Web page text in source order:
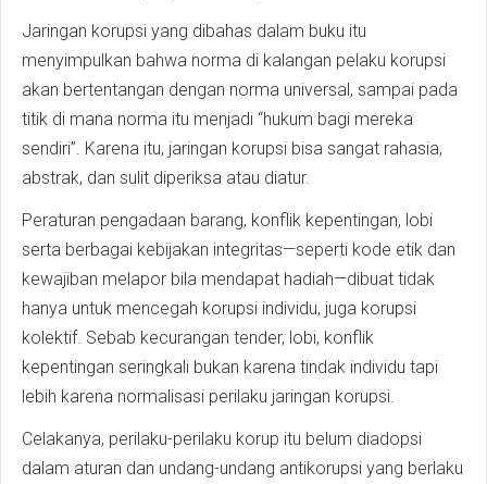
Jaringan korupsi yang dibahas dalam buku itu
menyimpulkan bahwa norma di kalangan pelaku korupsi
akan bertentangan dengan norma universal, sampai pada
titik di mana norma itu menjadi “hukum bagi mereka
sendiri”. Karena itu, jaringan korupsi bisa sangat rahasia,
abstrak, dan sulit diperiksa atau diatur.
Peraturan pengadaan barang, konflik kepentingan, lobi
serta berbagai kebijakan integritas—seperti kode etik dan
kewajiban melapor bila mendapat hadiah—dibuat tidak
hanya untuk mencegah korupsi individu, juga korupsi
kolektif. Sebab kecurangan tender, lobi, konflik
kepentingan seringkali bukan karena tindak individu tapi
lebih karena normalisasi perilaku jaringan korupsi.
Celakanya, perilaku-perilaku korup itu belum diadopsi
dalam aturan dan undang-undang antikorupsi yang berlaku